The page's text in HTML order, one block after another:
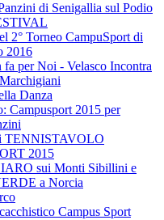
di Senigallia sul Podio
2° Torneo CampuSport di
2016
per Noi - Velasco Incontra
Danza
Campusport 2015 per
TENNISTAVOLO
2015
sui Monti Sibillini e
a Norcia
Campus Sport